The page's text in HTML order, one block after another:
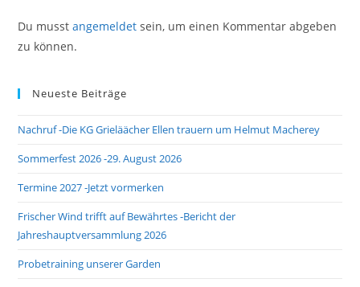
Du musstangemeldet sein, um einen Kommentar abgeben
zu können.
Neueste Beiträge
Nachruf -Die KG Grieläächer Ellen trauern um Helmut Macherey
Sommerfest 2026 -29. August 2026
Termine 2027 -Jetzt vormerken
Frischer Wind trifft auf Bewährtes -Bericht der
Jahreshauptversammlung 2026
Probetraining unserer Garden